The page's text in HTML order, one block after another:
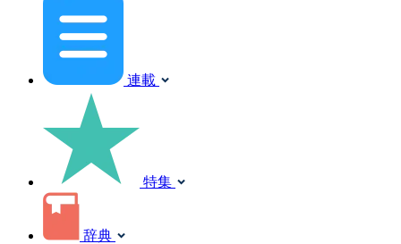
連載
特集
辞典